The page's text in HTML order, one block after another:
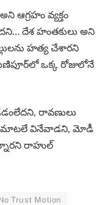
ఆగ్రహం వ్యక్తం
దేశ హంతకులు అని
హత్య చేశారని
ఒక్క రోజులోనే
రావణులు
మాటలే వినేవాడని, మోడీ
రాహుల్
Trust Motion